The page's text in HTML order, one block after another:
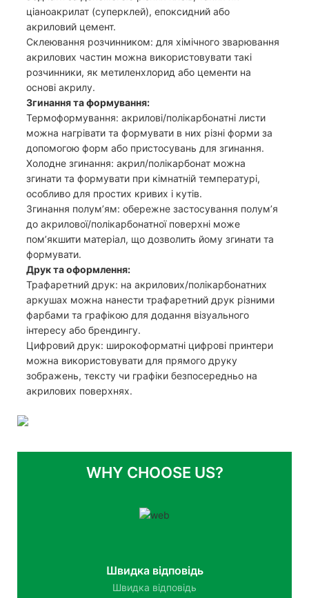
ціаноакрилат (суперклей), епоксидний або
акриловий цемент.
Склеювання розчинником: для хімічного зварювання
акрилових частин можна використовувати такі
розчинники, як метиленхлорид або цементи на
основі акрилу.
Згинання та формування:
Термоформування: акрилові/полікарбонатні листи
можна нагрівати та формувати в них різні форми за
допомогою форм або пристосувань для згинання.
Холодне згинання: акрил/полікарбонат можна
згинати та формувати при кімнатній температурі,
особливо для простих кривих і кутів.
Згинання полум’ям: обережне застосування полум’я
до акрилової/полікарбонатної поверхні може
пом’якшити матеріал, що дозволить йому згинати та
формувати.
Друк та оформлення:
Трафаретний друк: на акрилових/полікарбонатних
аркушах можна нанести трафаретний друк різними
фарбами та графікою для додання візуального
інтересу або брендингу.
Цифровий друк: широкоформатні цифрові принтери
можна використовувати для прямого друку
зображень, тексту чи графіки безпосередньо на
акрилових поверхнях.
WHY CHOOSE US?
Швидка відповідь
Швидка відповідь